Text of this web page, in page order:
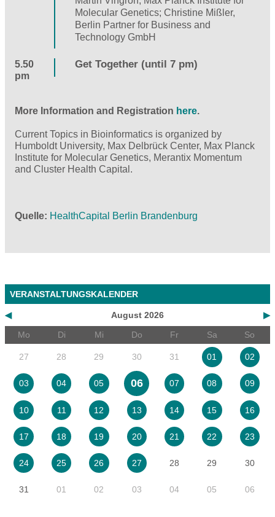
Molecular Genetics; Christine Mißler,
Berlin Partner for Business and
Technology GmbH
5.50
pm
Get Together (until 7 pm)
More Information and Registration here.
Current Topics in Bioinformatics is organized by
Humboldt University, Max Delbrück Center, Max Planck
Institute for Molecular Genetics, Merantix Momentum
and Cluster Health Capital.
Quelle HealthCapital Berlin Brandenburg
VERANSTALTUNGSKALENDER
◀ ▶
August 2026
Mo
Di Mi Do Fr Sa So
27 28 29 30 31 01 02
03 04 05 06 07 08 09
10 11 12 13 14 15 16
17 18 19 20 21 22 23
24 25 26 27 28 29 30
31 01 02 03 04 05 06